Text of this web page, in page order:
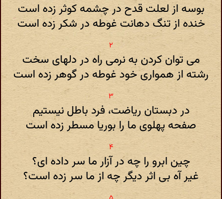
بوسه از لعلت قدح در چشمه کوثر زده است
خنده از تنگ دهانت غوطه در شکر زده است
می توان کردن به نرمی راه در دلهای سخت
رشته از همواری خود غوطه در گوهر زده است
در دبستان ریاضت، فرد باطل نیستیم
صفحه پهلوی ما را بوریا مسطر زده است
چین ابرو را چه در آزار ما سر داده ای؟
غیر آه بی اثر دیگر چه از ما سر زده است؟